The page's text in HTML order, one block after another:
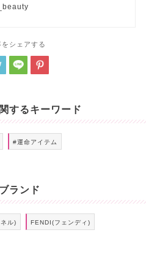
をシェアする
するキーワード
#運命アイテム
ランド
ル) FENDI(フェンディ)